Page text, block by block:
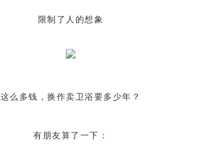
限制了人的想象
这么多钱，换作卖卫浴要多少年？
有朋友算了一下：